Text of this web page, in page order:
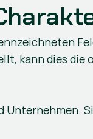
kann dies
Unternehmen.